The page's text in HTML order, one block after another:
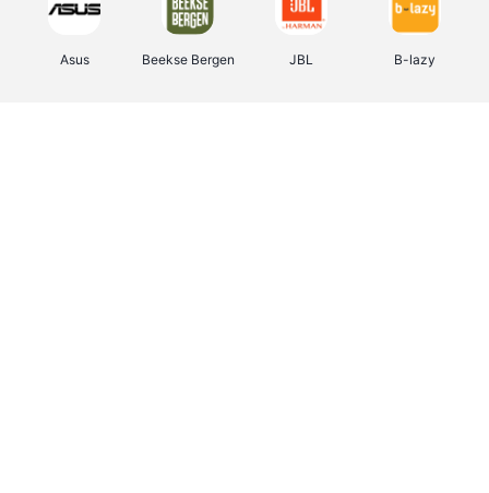
Asus Beekse Bergen JBL B-lazy